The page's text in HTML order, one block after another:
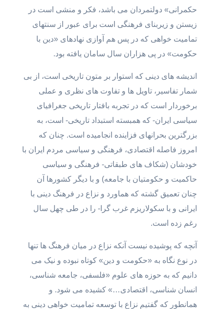
حکمرانی» دولتمردان می باشد، فکر و منشی است در
زیستن و زیربنای فرهنگی است برای عبور از سنتهای
تمامیت خواهی که در پس هم آوازی نهادهای «دین با
حکومت» در پی هزاران سال سامان یافته بود.
اندیشه های دینی که استوار بر متون تاریخی است،‌ از بی
شمار تفاسیر، تاویل ها و تفاوت های نظری و عملی
برخوردار است که در تجربه بافتار تاریخی جغرافیای
سیاسی ایران- که همبسته استبداد تاریخی- است، به
بزرگترین بحرانهای فزاینده انجامیده است. چنان که
امروز فاصله اقتصادی، فرهنگی و سیاسی مردم ایران با
خودشان (شکاف های طبقاتی- فرهنگی و سیاسی
حاکمیت و حکومتیان با جامعه) و با دیگر کشورها آن
چنان تعمیق گشته که هماورد و نزاع در فرهنگ دینی با
ایرانی و با سکولاریزم غرب گرا- را در طی چهل سال
رغم زده است.
آنچه که پوشیده نیست آنکه نزاع در میان فرهنگ ها تنها
در نوع نگاه به «حکومت و دین» کوتاه نبوده و نیک می
دانیم که به حوزه های علوم «فلسفی، جامعه شناسی،
انسان شناسی، اقتصادی…» کشیده می شود. و
همانطور که گفتیم نزاع با توسعه تمامیت خواهی دینی به